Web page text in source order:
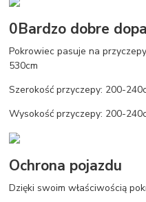
0Bardzo dobre
Pokrowiec pasuje na
530cm
Szerokość przyczepy: 200-
Wysokość przyczepy: 200-
Ochrona pojazdu
Dzięki swoim właściwością